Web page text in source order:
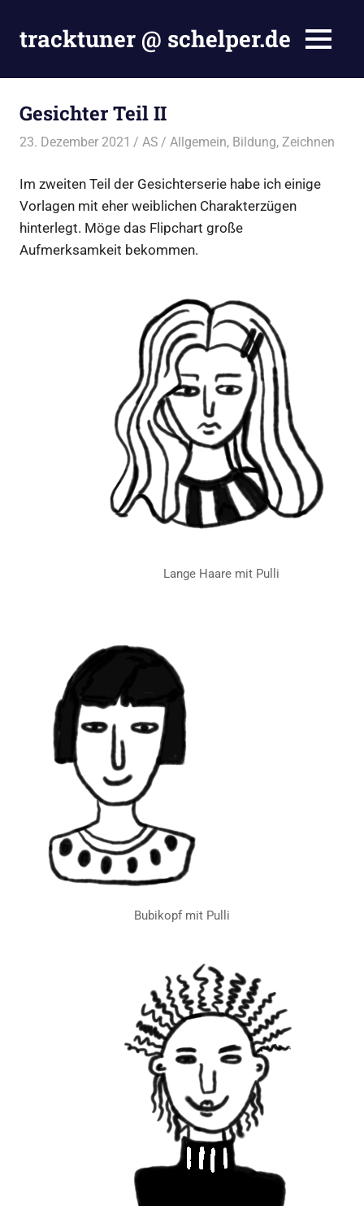
Inhalt
springen
tracktuner @ schelper.de
is
my
oyster
MENÜ
Gesichter Teil II
23. Dezember 2021 AS Allgemein, Bildung,Zeichnen
Im zweiten Teil der Gesichterserie habe ich einige
Vorlagen mit eher weiblichen Charakterzügen
hinterlegt. Möge das Flipchart große
Aufmerksamkeit bekommen.
Lange Haare mit Pulli
Bubikopf mit Pulli